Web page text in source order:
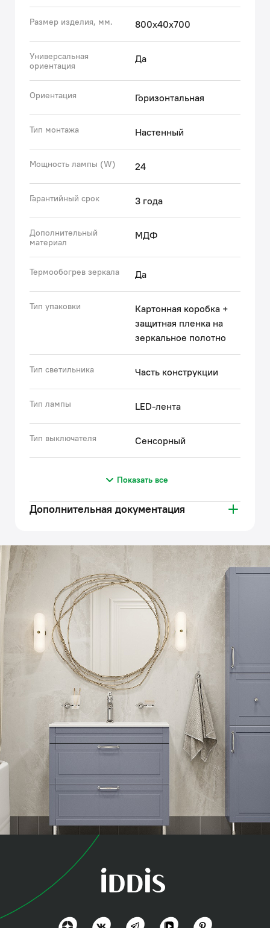
влажной среде, а значит — прослужит долго.
• Гарантия на мебель IDDIS® – 3 года.
(с) Авторский текст, июнь 2021 г.
Размер изделия, мм. 800х40х700
Универсальная
ориентация
Да
Ориентация Горизонтальная
Тип монтажа Настенный
Мощность лампы (W) 24
Гарантийный срок 3 года
Дополнительный
материал
МДФ
Термообогрев зеркала Да
Тип упаковки
Картонная коробка +
защитная пленка на
зеркальное полотно
Тип светильника Часть конструкции
Тип лампы LED-лента
Тип выключателя Сенсорный
Показать все
Дополнительная документация
Оксфорд (Oxford)